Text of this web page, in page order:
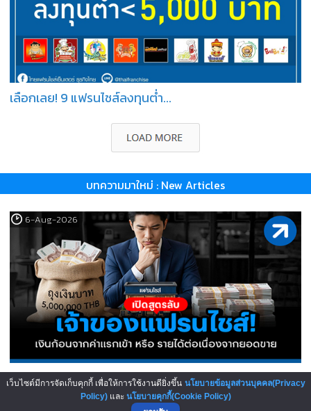
เลือกเลย! 9 แฟรนไชส์ลงทุนต่ำ...
บทความมาใหม่ : New Articles
6-Aug-2026
เปิดสูตรลับเจ้าของแฟรนไชส์! เง..
เว็บไซต์มีการจัดเก็บคุกกี้ เพื่อให้การใช้งานดียิ่งขึ้น นโยบายข้อมูลส่วนบุคคล(Privacy
Policy)และ นโยบายคุกกี้(Cookie Policy)